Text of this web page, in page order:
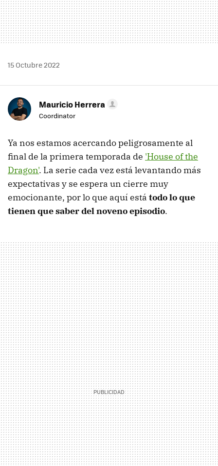
15 Octubre 2022
Mauricio Herrera
Coordinator
Ya nos estamos acercando peligrosamente al
final de la primera temporada de 'House of the
Dragon'. La serie cada vez está levantando más
expectativas y se espera un cierre muy
emocionante, por lo que aquí está todo lo que
tienen que saber del noveno episodio.